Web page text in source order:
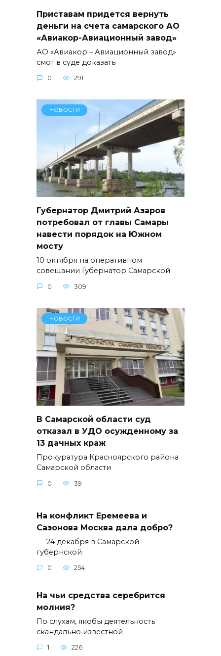
Приставам придется вернуть
деньги на счета самарского АО
«Авиакор-Авиационный завод»
АО «Авиакор – Авиационный завод»
смог в суде доказать
0 291
НОВОСТИ
Губернатор Дмитрий Азаров
потребовал от главы Самары
навести порядок на Южном
мосту
10 октября на оперативном
совещании Губернатор Самарской
0 309
НОВОСТИ
В Самарской области суд
отказал в УДО осужденному за
13 дачных краж
Прокуратура Красноярского района
Самарской области
0 39
На конфликт Еремеева и
Сазонова Москва дала добро?
24 декабря в Самарской
губернской
0 254
На чьи средства серебрится
молния?
По слухам, якобы деятельность
скандально известной
1 226